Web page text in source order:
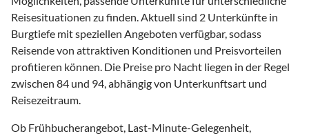
Reisesituationen zu finden. Aktuell sind 2 Unterkünfte in
Burgtiefe mit speziellen Angeboten verfügbar, sodass
Reisende von attraktiven Konditionen und Preisvorteilen
profitieren können. Die Preise pro Nacht liegen in der Regel
zwischen 84 und 94, abhängig von Unterkunftsart und
Reisezeitraum.
Ob Frühbucherangebot, Last-Minute-Gelegenheit,